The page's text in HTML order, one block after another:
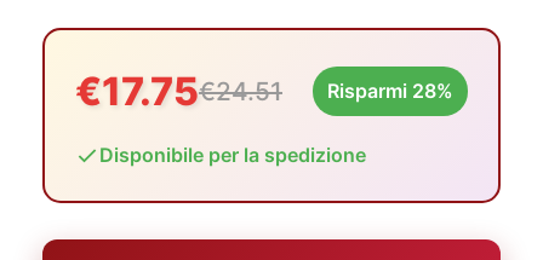
€17.75€24.51 Risparmi 28%
Disponibile per la spedizione